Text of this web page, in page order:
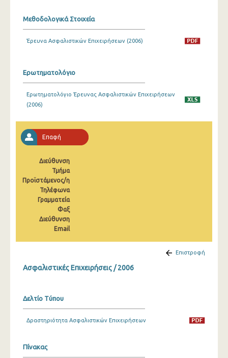
2013
2011
2008
2006
2005
2004
2003
Μεθοδολογικά Στοιχεία
Έρευνα Ασφαλιστικών Επιχειρήσεων (2006)
Ερωτηματολόγιο
Ερωτηματολόγιο Έρευνας Ασφαλιστικών Επιχειρήσεων
(2006)
Επαφή
Διεύθυνση
Τμήμα
Προϊστάμενος/η
Τηλέφωνα
Γραμματεία
Φαξ
Διεύθυνση
Email
Επιστροφή
Ασφαλιστικές Επιχειρήσεις / 2006
Δελτίο Τύπου
Δραστηριότητα Ασφαλιστικών Επιχειρήσεων
Πίνακας